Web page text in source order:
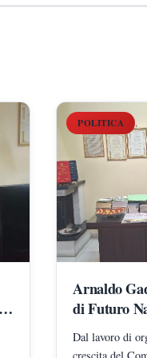
POLITICA
Arnaldo
di Futuro
Caserta:
costruendo
Dal lavoro di
crescita del